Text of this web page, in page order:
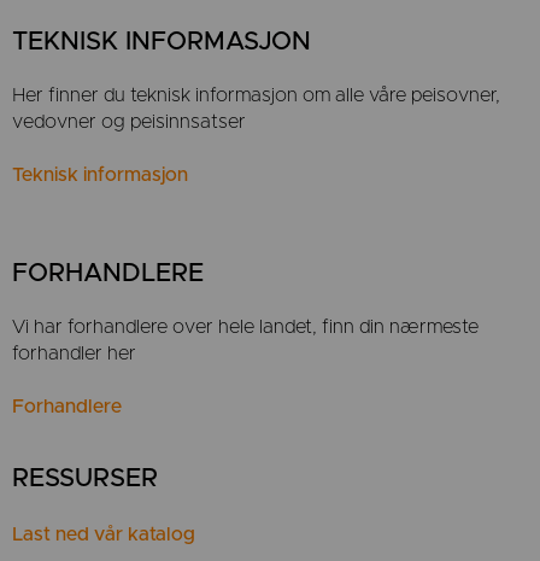
TEKNISK INFORMASJON
Her finner du teknisk informasjon om alle våre peisovner,
vedovner og peisinnsatser
Teknisk informasjon
FORHANDLERE
Vi har forhandlere over hele landet, finn din nærmeste
forhandler her
Forhandlere
RESSURSER
Last ned vår katalog